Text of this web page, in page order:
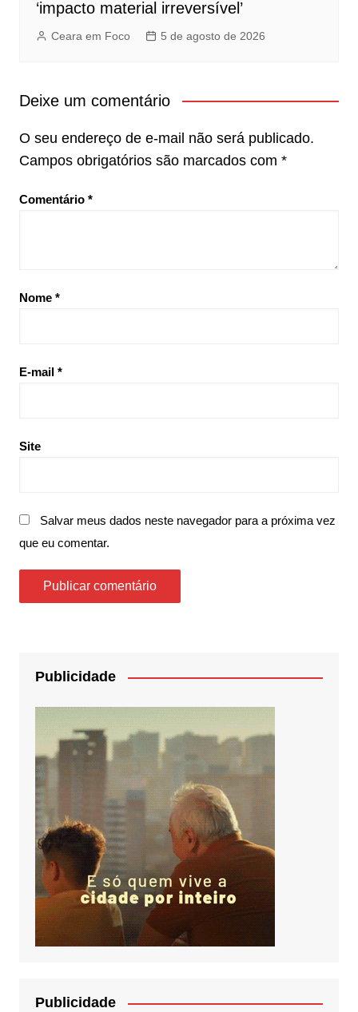
‘impacto material irreversível’
Ceara em Foco 5 de agosto de 2026
Deixe um comentário
O seu endereço de e-mail não será publicado.
Campos obrigatórios são marcados com *
Comentário *
Nome *
E-mail *
Site
Salvar meus dados neste navegador para a próxima vez
que eu comentar.
Publicidade
Publicidade